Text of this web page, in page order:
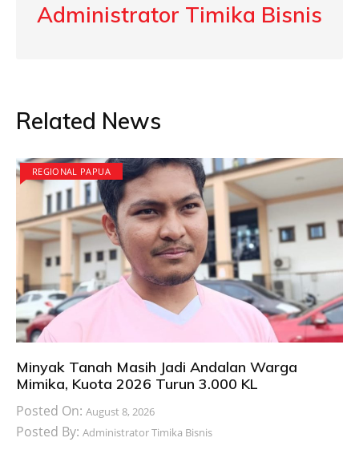
Administrator Timika Bisnis
Related News
REGIONAL PAPUA
Minyak Tanah Masih Jadi Andalan Warga
Mimika, Kuota 2026 Turun 3.000 KL
Posted On: August 8, 2026
Posted By: Administrator Timika Bisnis